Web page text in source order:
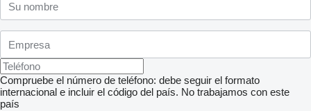
Compruebe el número de teléfono: debe seguir el formato
internacional e incluir el código del país. No trabajamos con este
país